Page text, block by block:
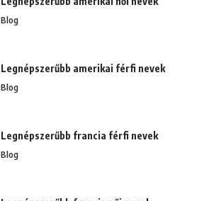
Blog
Legnépszerűbb amerikai férfi nevek
Blog
Legnépszerűbb francia férfi nevek
Blog